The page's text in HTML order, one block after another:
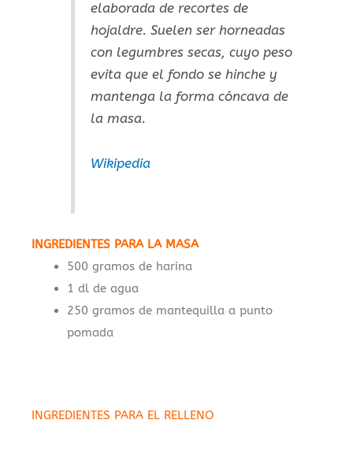
elaborada de recortes de
hojaldre.​ Suelen ser horneadas
con legumbres secas, cuyo peso
evita que el fondo se hinche y
mantenga la forma cóncava de
la masa.
Wikipedia
INGREDIENTES PARA LA MASA
500 gramos de harina
1 dl de agua
250 gramos de mantequilla a punto
pomada
INGREDIENTES PARA EL RELLENO